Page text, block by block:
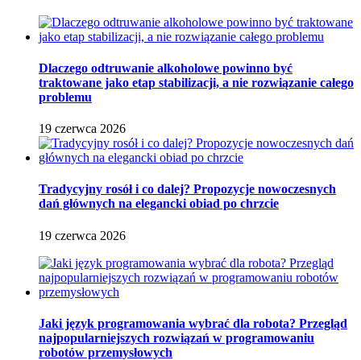
Dlaczego odtruwanie alkoholowe powinno być
traktowane jako etap stabilizacji, a nie rozwiązanie całego
problemu
19 czerwca 2026
Tradycyjny rosół i co dalej? Propozycje nowoczesnych
dań głównych na elegancki obiad po chrzcie
19 czerwca 2026
Jaki język programowania wybrać dla robota? Przegląd
najpopularniejszych rozwiązań w programowaniu
robotów przemysłowych